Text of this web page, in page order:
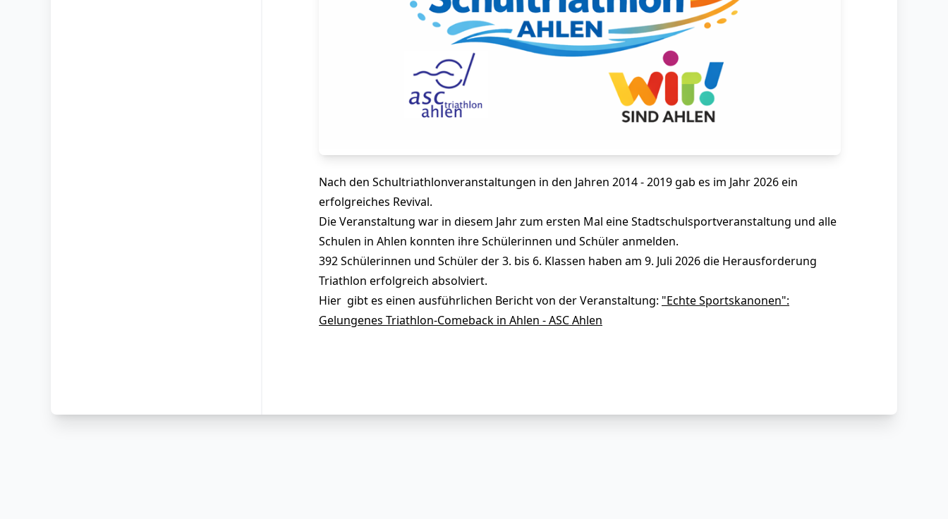
Nach den Schultriathlonveranstaltungen in den Jahren 2014 - 2019 gab es im Jahr 2026 ein
erfolgreiches Revival.
Die Veranstaltung war in diesem Jahr zum ersten Mal eine Stadtschulsportveranstaltung und alle
Schulen in Ahlen konnten ihre Schülerinnen und Schüler anmelden.
392 Schülerinnen und Schüler der 3. bis 6. Klassen haben am 9. Juli 2026 die Herausforderung
Triathlon erfolgreich absolviert.
Hier gibt es einen ausführlichen Bericht von der Veranstaltung: "Echte Sportskanonen":
Gelungenes Triathlon-Comeback in Ahlen - ASC Ahlen